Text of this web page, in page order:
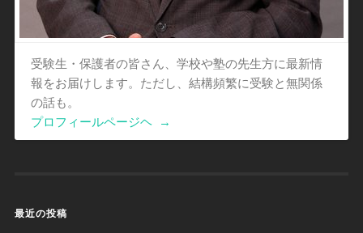
受験生・保護者の皆さん、学校や塾の先生方に最新情
報をお届けします。ただし、結構頻繁に受験と無関係
の話も。
プロフィールページヘ
→
最近の投稿